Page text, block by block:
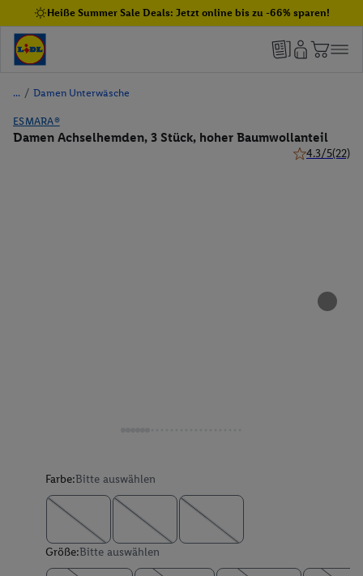
Heiße Summer Sale Deals: Jetzt online bis zu -66% sparen!
/ Damen Unterwäsche
ESMARA®
Damen Achselhemden, 3 Stück, hoher Baumwollanteil
4.3/5(22)
Farbe:Bitte auswählen
Größe:Bitte auswählen